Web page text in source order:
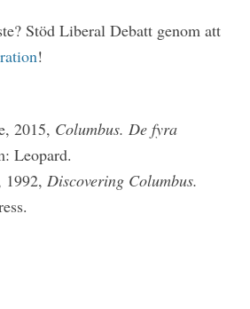
Stöd Liberal Debatt genom att
!
2015, Columbus. De fyra
Leopard.
1992, Discovering Columbus.